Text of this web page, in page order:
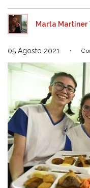
Marta Martiner
05 Agosto 2021